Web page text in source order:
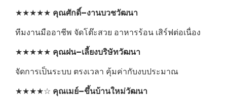
★★★★★ คุณศักดิ์–งานบวชวัฒนา
ทีมงานมืออาชีพ จัดโต๊ะสวย อาหารร้อน เสิร์ฟต่อเนื่อง
★★★★★ คุณฝน–เลี้ยงบริษัทวัฒนา
จัดการเป็นระบบ ตรงเวลา คุ้มค่ากับงบประมาณ
★★★★☆ คุณเมย์–ขึ้นบ้านใหม่วัฒนา